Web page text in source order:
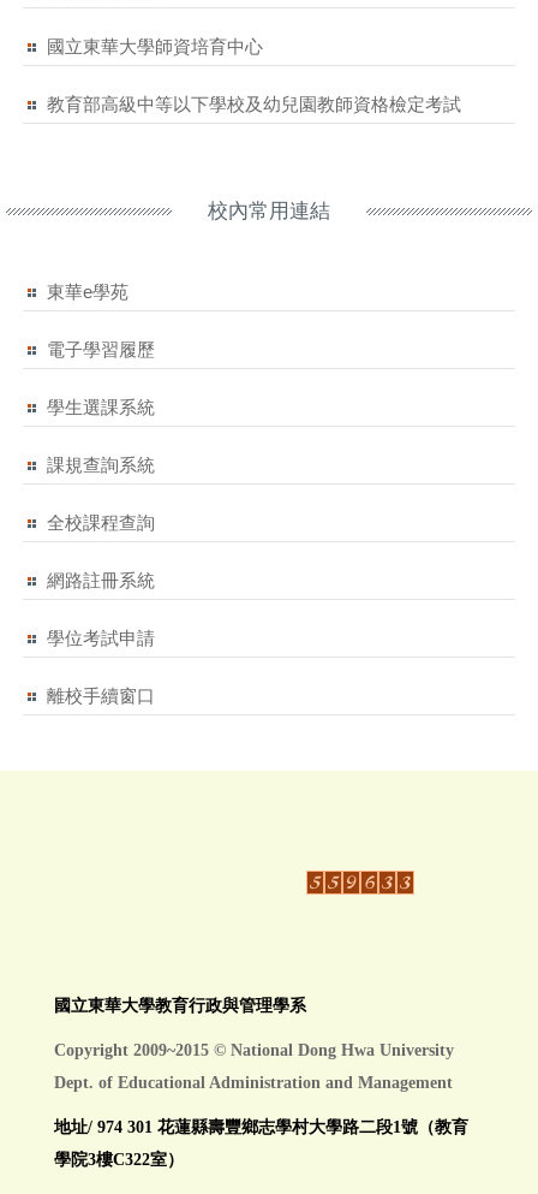
國立東華大學師資培育中心
教育部高級中等以下學校及幼兒園教師資格檢定考試
校內常用連結
東華e學苑
電子學習履歷
學生選課系統
課規查詢系統
全校課程查詢
網路註冊系統
學位考試申請
離校手續窗口
國立東華大學教育行政與管理學系
Copyright 2009~2015 © National Dong Hwa University
Dept. of Educational Administration and Management
地址/ 974 301 花蓮縣壽豐鄉志學村大學路二段1號（教育
學院3樓C322室）